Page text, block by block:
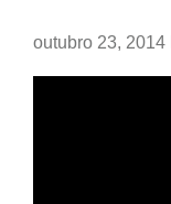
outubro 23, 2014